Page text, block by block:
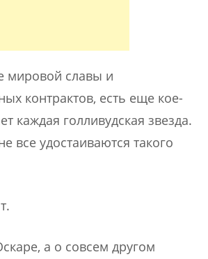
мировой славы и
контрактов, есть еще кое-
каждая голливудская звезда.
все удостаиваются такого
а о совсем другом